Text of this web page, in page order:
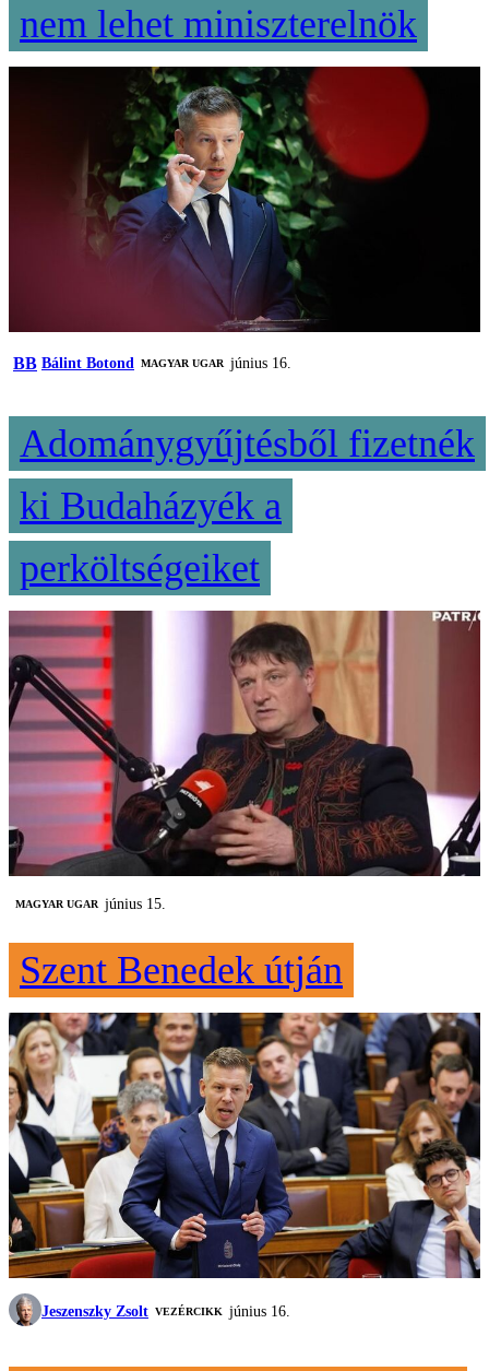
nem lehet miniszterelnök
BB Bálint Botond MAGYAR UGAR június 16.
Adománygyűjtésből fizetnék
ki Budaházyék a
perköltségeiket
MAGYAR UGAR június 15.
Szent Benedek útján
Jeszenszky Zsolt VEZÉRCIKK június 16.